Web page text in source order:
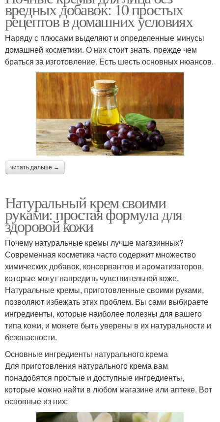
вредных добавок: 10 простых
рецептов в домашних условиях
Наряду с плюсами выделяют и определенные минусы
домашней косметики. О них стоит знать, прежде чем
браться за изготовление. Есть шесть основных нюансов.
читать дальше →
Натуральный крем своими
руками: простая формула для
здоровой кожи
Почему натуральные кремы лучше магазинных?
Современная косметика часто содержит множество
химических добавок, консервантов и ароматизаторов,
которые могут навредить чувствительной коже.
Натуральные кремы, приготовленные своими руками,
позволяют избежать этих проблем. Вы сами выбираете
ингредиенты, которые наиболее полезны для вашего
типа кожи, и можете быть уверены в их натуральности и
безопасности.
Основные ингредиенты натурального крема
Для приготовления натурального крема вам
понадобятся простые и доступные ингредиенты,
которые можно найти в любом магазине или аптеке. Вот
основные из них: